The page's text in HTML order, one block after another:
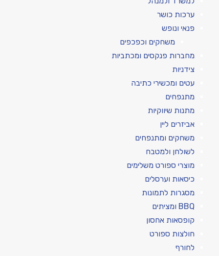
ערכות כושר
פנאי ונופש
משחקים וכפכפים
מחברות פנקסים ומכתביות
צידניות
עטים ומכשירי כתיבה
מתנפחים
מתנות שיווקיות
אביזרים ליין
משחקים ומתנפחים
לשולחן ולמטבח
מוצרי ספורט משלימים
כיסאות וערסלים
מסגרות לתמונות
BBQ ומציתים
קופסאות אחסון
חולצות ספורט
לחורף